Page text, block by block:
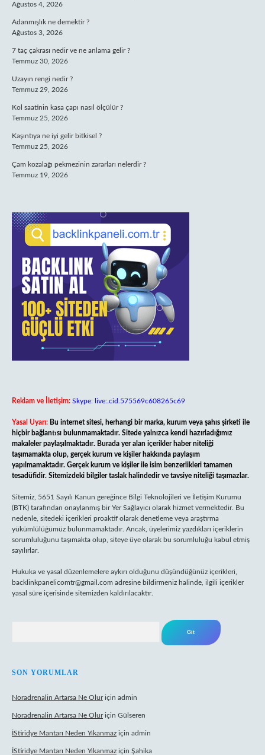
Ağustos 4, 2026
Adanmışlık ne demektir ?
Ağustos 3, 2026
7 taç çakrası nedir ve ne anlama gelir ?
Temmuz 30, 2026
Uzayın rengi nedir ?
Temmuz 29, 2026
Kol saatinin kasa çapı nasıl ölçülür ?
Temmuz 25, 2026
Kaşıntıya ne iyi gelir bitkisel ?
Temmuz 25, 2026
Çam kozalağı pekmezinin zararları nelerdir ?
Temmuz 19, 2026
Reklam ve İletişim: Skype: live:.cid.575569c608265c69
Yasal Uyarı: Bu internet sitesi, herhangi bir marka, kurum veya şahıs şirketi ile
hiçbir bağlantısı bulunmamaktadır. Sitede yalnızca kendi hazırladığımız
makaleler paylaşılmaktadır. Burada yer alan içerikler haber niteliği
taşımamakta olup, gerçek kurum ve kişiler hakkında paylaşım
yapılmamaktadır. Gerçek kurum ve kişiler ile isim benzerlikleri tamamen
tesadüfidir. Sitemizdeki bilgiler taslak halindedir ve tavsiye niteliği taşımazlar.
Sitemiz, 5651 Sayılı Kanun gereğince Bilgi Teknolojileri ve İletişim Kurumu
(BTK) tarafından onaylanmış bir Yer Sağlayıcı olarak hizmet vermektedir. Bu
nedenle, sitedeki içerikleri proaktif olarak denetleme veya araştırma
yükümlülüğümüz bulunmamaktadır. Ancak, üyelerimiz yazdıkları içeriklerin
sorumluluğunu taşımakta olup, siteye üye olarak bu sorumluluğu kabul etmiş
sayılırlar.
Hukuka ve yasal düzenlemelere aykırı olduğunu düşündüğünüz içerikleri,
backlinkpanelicomtr@gmail.com adresine bildirmeniz halinde, ilgili içerikler
yasal süre içerisinde sitemizden kaldırılacaktır.
SON YORUMLAR
Noradrenalin Artarsa Ne Oluriçin admin
Noradrenalin Artarsa Ne Oluriçin Gülseren
İStiridye Mantarı Neden Yıkanmaz için admin
İStiridye Mantarı Neden Yıkanmaz için Şahika